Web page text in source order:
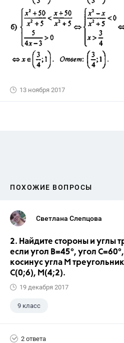
13 ноября 2017
ПОХОЖИЕ ВОПРОСЫ
Светлана Слепцова
2. Найдите стороны и углы
если угол В=45°, угол
косинус угла М
С(0;6), М(4;2).
19 декабря 2017
9 класс
2 ответа